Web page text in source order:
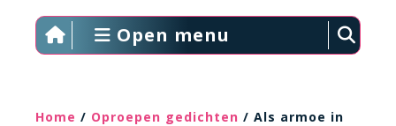
Open menu
Home / Oproepen gedichten / Als armoe in